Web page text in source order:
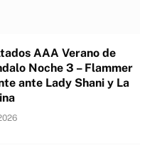
AAA Verano de
Noche 3 – Flammer
ante Lady Shani y La